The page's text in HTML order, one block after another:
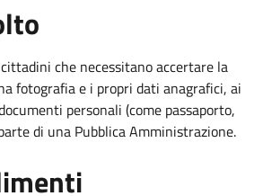
che necessitano accertare la
fotografia e i propri dati anagrafici, ai
personali (come passaporto,
di una Pubblica Amministrazione.